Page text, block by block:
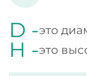
D -это
H -это